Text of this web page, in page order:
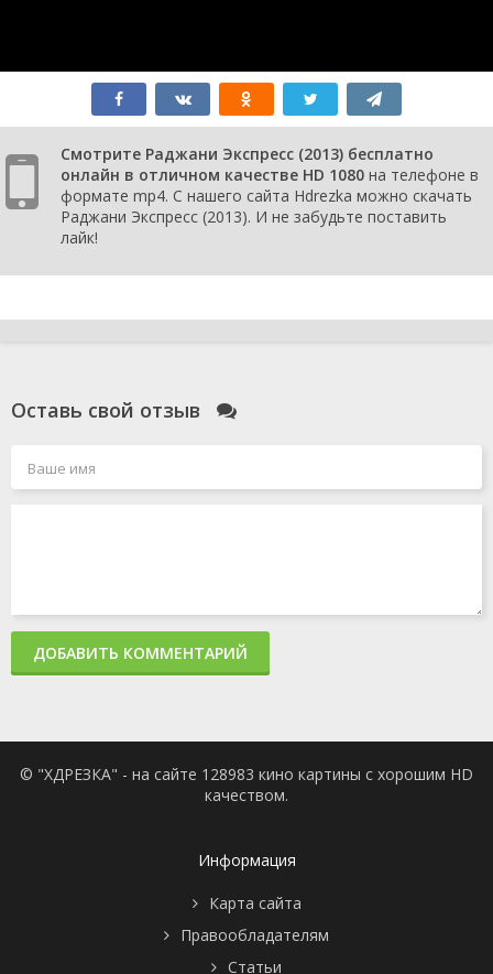
Смотрите Раджани Экспресс (2013) бесплатно
онлайн в отличном качестве HD 1080 на телефоне в
формате mp4. С нашего сайта Hdrezka можно скачать
Раджани Экспресс (2013). И не забудьте поставить
лайк!
Оставь свой отзыв
ДОБАВИТЬ КОММЕНТАРИЙ
© "ХДРЕЗКА" - на сайте 128983 кино картины с хорошим HD
качеством.
Информация
Карта сайта
Правообладателям
Статьи